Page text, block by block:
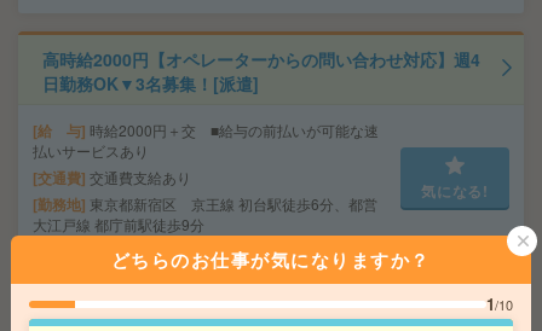
高時給2000円【オペレーターからの問い合わせ対応】週4
日勤務OK▼3名募集！[派遣]
給 与 時給2000円＋交 ■給与の前払いが可能な速
払いサービスあり
交通費 交通費支給あり
勤務地 東京都新宿区 京王線 初台駅徒歩6分、都営
大江戸線 都庁前駅徒歩9分
気になる!
《週4日＊時短》期間限定！未経験から高時給1800円！納
品確認や書類スキャンなど[派遣]
どちらのお仕事が気になりますか？
1/10